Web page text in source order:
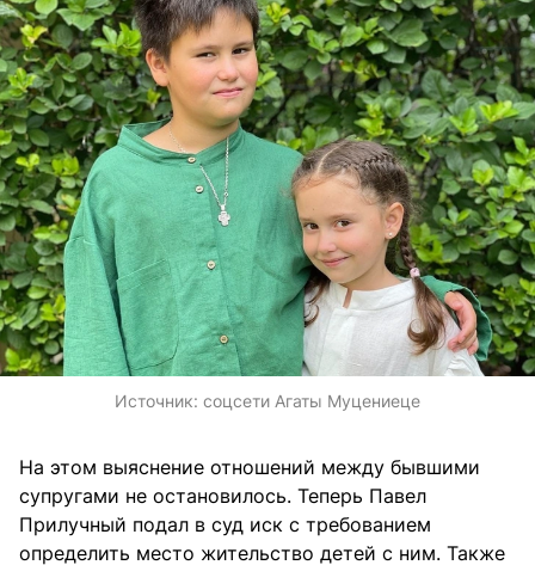
Источник: соцсети Агаты Муцениеце
На этом выяснение отношений между бывшими
супругами не остановилось. Теперь Павел
Прилучный подал в суд иск с требованием
определить место жительство детей с ним. Также